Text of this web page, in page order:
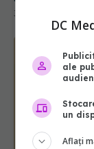
DC
ale
un
Aflați